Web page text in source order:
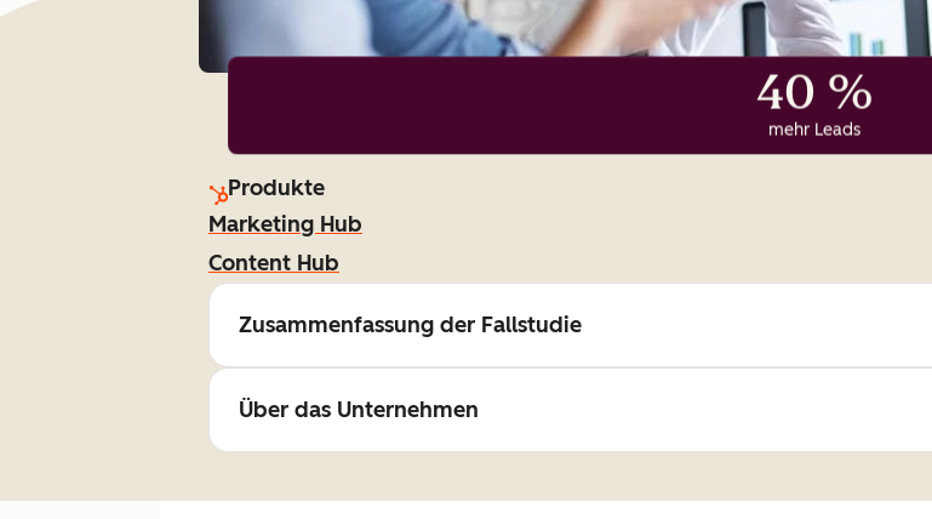
40 %
mehr Leads
Produkte
Marketing Hub
Content Hub
Zusammenfassung der Fallstudie
Über das Unternehmen